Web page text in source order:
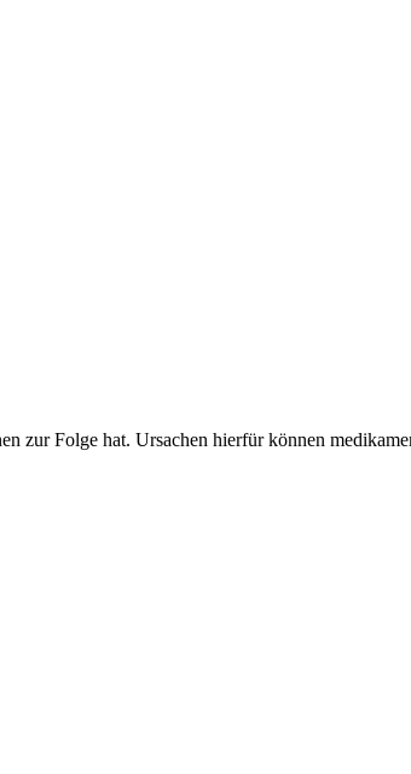
Folge hat. Ursachen hierfür können